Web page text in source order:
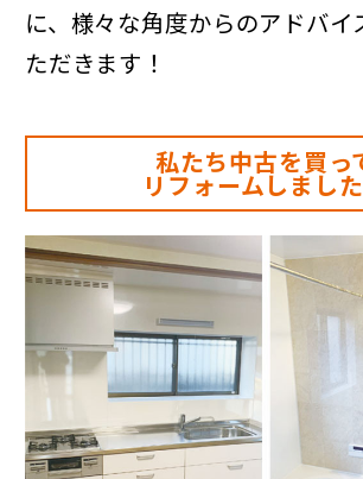
に、様々な角度からのアドバイ
ただきます！
私たち中古を買っ
リフォームしました